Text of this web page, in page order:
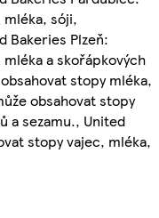
mléka, sóji,
Bakeries Plzeň:
a skořápkových
stopy mléka,
obsahovat stopy
a sezamu., United
stopy vajec, mléka,